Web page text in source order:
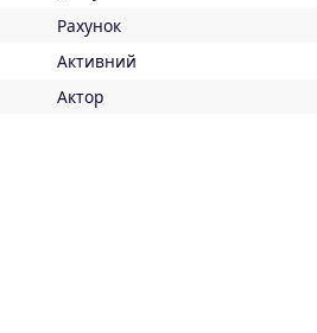
Рахунок
Активний
Актор